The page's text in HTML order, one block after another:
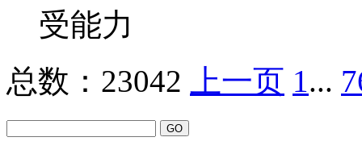
受能力
总数：23042
上一页 1...